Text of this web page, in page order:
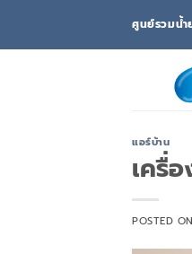
ยัง
ศูนย์รวมน้ำ
แอร์บ้าน
เครื่
POSTED ON